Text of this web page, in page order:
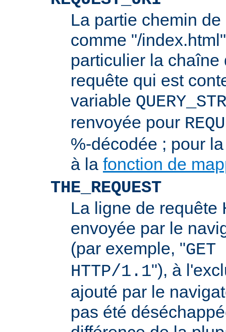
La partie chemin
comme "/
particulier la chaîne
requête qui est
variable
renvoyée pour
%-décodée ; pour
à la fonction de
THE_REQUEST
La ligne de requête
envoyée par le
(par exemple, "
HTTP/1.1"), à
ajouté par le
pas été